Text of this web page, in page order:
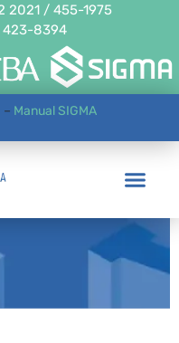
2021 / 455-1975
423-8394
– Manual SIGMA